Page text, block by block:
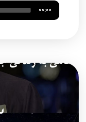
Audio
Player
00:00